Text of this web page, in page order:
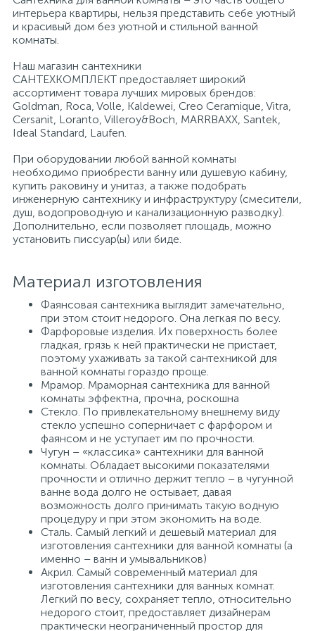
интерьера квартиры, нельзя представить себе уютный
и красивый дом без уютной и стильной ванной
комнаты.
Наш магазин сантехники
САНТЕХКОМПЛЕКТ предоставляет широкий
ассортимент товара лучших мировых брендов:
Goldman, Roca, Volle, Kaldewei, Creo Ceramique, Vitra,
Cersanit, Loranto, Villeroy&Boch, MARRBAXX, Santek,
Ideal Standard, Laufen.
При оборудовании любой ванной комнаты
необходимо приобрести ванну или душевую кабину,
купить раковину и унитаз, а также подобрать
инженерную сантехнику и инфраструктуру (смесители,
душ, водопроводную и канализационную разводку).
Дополнительно, если позволяет площадь, можно
установить писсуар(ы) или биде.
Материал изготовления
Фаянсовая сантехника выглядит замечательно,
при этом стоит недорого. Она легкая по весу.
Фарфоровые изделия. Их поверхность более
гладкая, грязь к ней практически не пристает,
поэтому ухаживать за такой сантехникой для
ванной комнаты гораздо проще.
Мрамор. Мраморная сантехника для ванной
комнаты эффектна, прочна, роскошна
Стекло. По привлекательному внешнему виду
стекло успешно соперничает с фарфором и
фаянсом и не уступает им по прочности.
Чугун – «классика» сантехники для ванной
комнаты. Обладает высокими показателями
прочности и отлично держит тепло – в чугунной
ванне вода долго не остывает, давая
возможность долго принимать такую водную
процедуру и при этом экономить на воде.
Сталь. Самый легкий и дешевый материал для
изготовления сантехники для ванной комнаты (а
именно – ванн и умывальников)
Акрил. Самый современный материал для
изготовления сантехники для ванных комнат.
Легкий по весу, сохраняет тепло, относительно
недорого стоит, предоставляет дизайнерам
практически неограниченный простор для
Полотенцесушители
Душевые трапы
Сифоны и выпуски
Аксессуары для ванной
Системы контроля протечки воды